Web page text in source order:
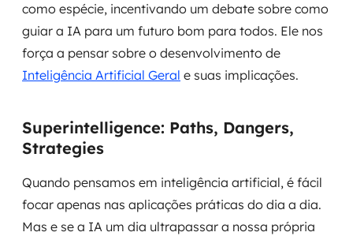
como espécie, incentivando um debate sobre como
guiar a IA para um futuro bom para todos. Ele nos
força a pensar sobre o desenvolvimento de
Inteligência Artificial Geral e suas implicações.
Superintelligence: Paths, Dangers,
Strategies
Quando pensamos em inteligência artificial, é fácil
focar apenas nas aplicações práticas do dia a dia.
Mas e se a IA um dia ultrapassar a nossa própria